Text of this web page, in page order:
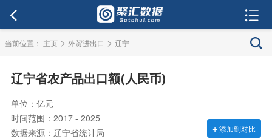
当前位置： 主页 > 外贸进出口 > 辽宁
辽宁省农产品出口额(人民币)
单位：亿元
时间范围：2017 - 2025
数据来源：辽宁省统计局
+添加到对比